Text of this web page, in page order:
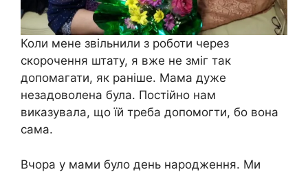
Коли мене звільнили з роботи через
скорочення штату, я вже не зміг так
допомагати, як раніше. Мама дуже
незадоволена була. Постійно нам
виказувала, що їй треба допомогти, бо вона
сама.
Вчора у мами було день народження. Ми